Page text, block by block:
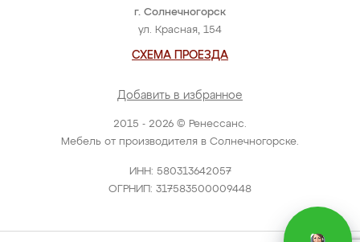
2015 - 2026 © Ренессанс.
Мебель от производителя в Солнечногорске.
ИНН: 580313642057
ОГРНИП: 317583500009448
г. Солнечногорск
ул. Красная, 154
СХЕМА ПРОЕЗДА
Добавить в избранное